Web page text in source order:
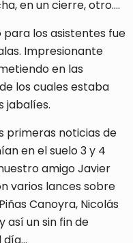
en un cierre, otro….
los asistentes fue
Impresionante
en las
los cuales estaba
jabalíes.
primeras noticias de
en el suelo 3 y 4
amigo Javier
varios lances sobre
Canoyra, Nicolás
así un sin fin de
día…